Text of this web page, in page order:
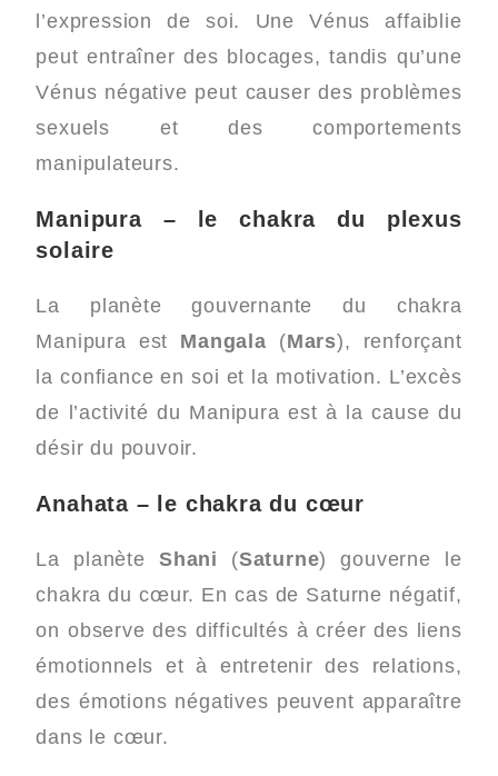
l’expression de soi. Une Vénus affaiblie
peut entraîner des blocages, tandis qu’une
Vénus négative peut causer des problèmes
sexuels et des comportements
manipulateurs.
Manipura – le chakra du plexus
solaire
La planète gouvernante du chakra
Manipura est Mangala (Mars), renforçant
la confiance en soi et la motivation. L’excès
de l’activité du Manipura est à la cause du
désir du pouvoir.
Anahata – le chakra du cœur
La planète Shani (Saturne) gouverne le
chakra du cœur. En cas de Saturne négatif,
on observe des difficultés à créer des liens
émotionnels et à entretenir des relations,
des émotions négatives peuvent apparaître
dans le cœur.